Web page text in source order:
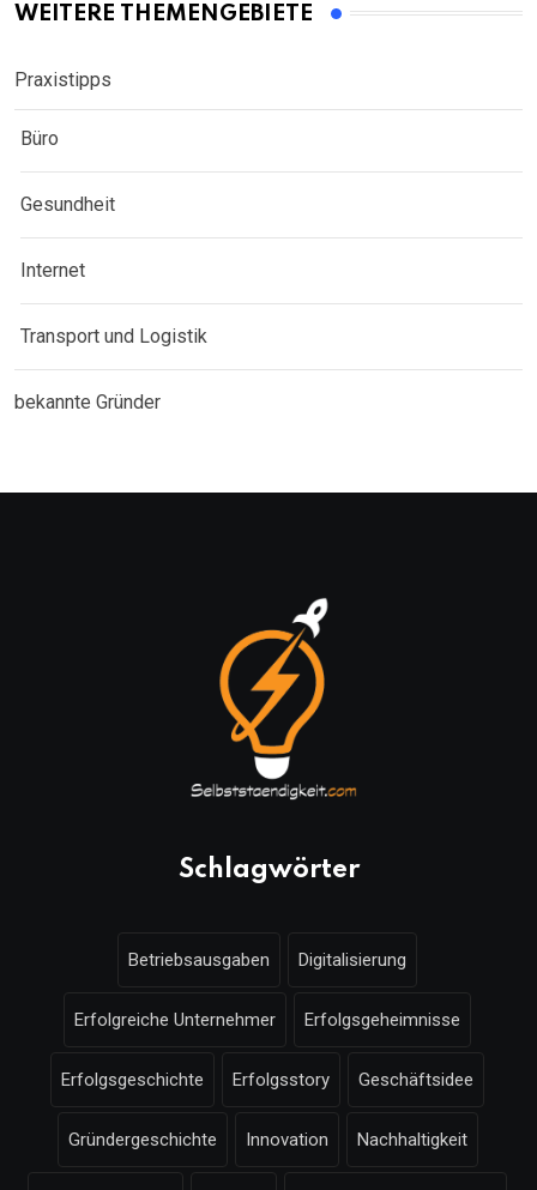
WEITERE THEMENGEBIETE
Praxistipps
Büro
Gesundheit
Internet
Transport und Logistik
bekannte Gründer
Schlagwörter
Betriebsausgaben Digitalisierung
Erfolgreiche Unternehmer Erfolgsgeheimnisse
Erfolgsgeschichte Erfolgsstory Geschäftsidee
Gründergeschichte Innovation Nachhaltigkeit